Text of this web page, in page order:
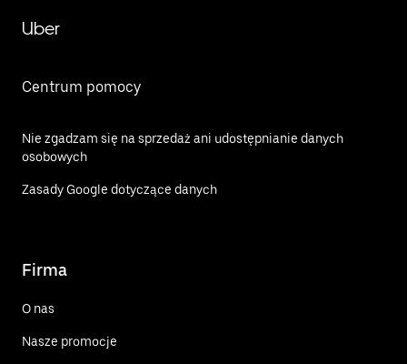
Uber
Centrum pomocy
Nie zgadzam się na sprzedaż ani udostępnianie danych
osobowych
Zasady Google dotyczące danych
Firma
O nas
Nasze promocje